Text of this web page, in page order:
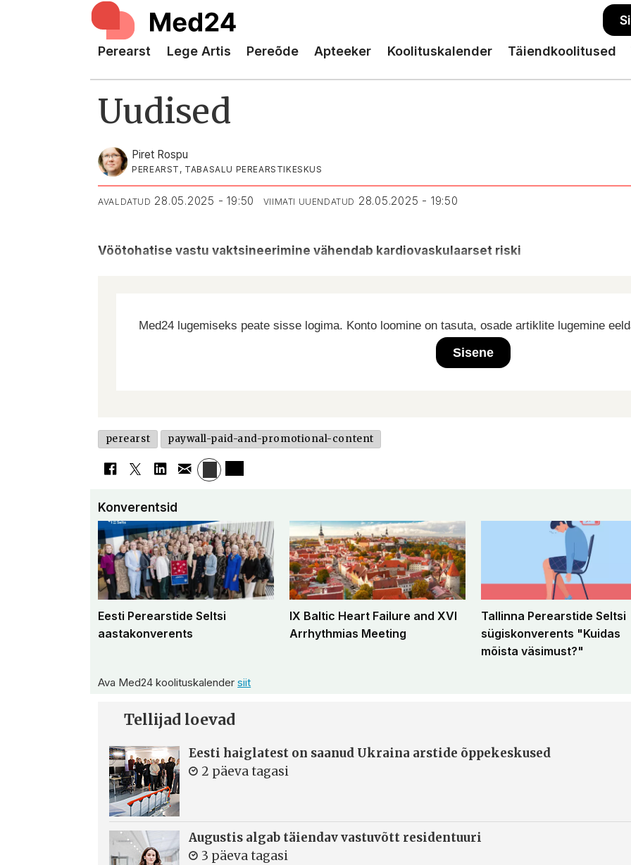
Perearst Lege Artis Pereõde Apteeker Koolituskalender Täiendkoolitused
Uudised
Piret Rospu
PEREARST, TABASALU PEREARSTIKESKUS
AVALDATUD 28.05.2025 - 19:50 VIIMATI UUENDATUD 28.05.2025 - 19:50
Vöötohatise vastu vaktsineerimine vähendab kardiovaskulaarset riski
Med24 lugemiseks peate sisse logima. Konto loomine on tasuta, osade artiklite lugemine
Sisene
perearst paywall-paid-and-promotional-content
Konverentsid
Eesti Perearstide Seltsi
aastakonverents
IX Baltic Heart Failure and XVI
Arrhythmias Meeting
Tallinna Perearstide Seltsi
sügiskonverents "Kuidas
mõista väsimust?"
Ava Med24 koolituskalendersiit
Tellijad loevad
Eesti haiglatest on saanud Ukraina arstide õppekeskused
2 päeva tagasi
Augustis algab täiendav vastuvõtt residentuuri
3 päeva tagasi